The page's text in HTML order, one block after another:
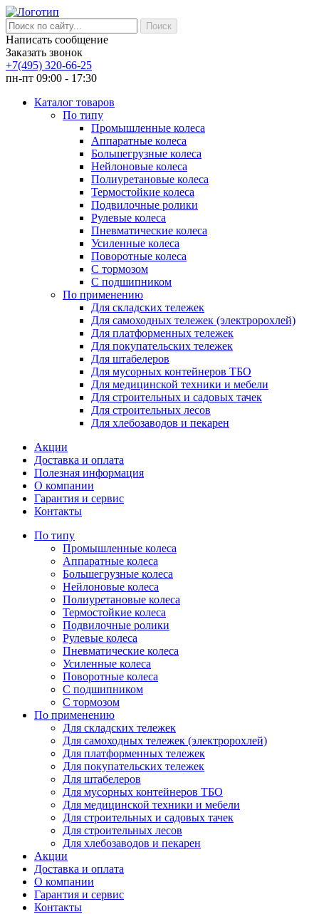
Написать сообщение
Заказать звонок
+7(495) 320-66-25
пн-пт 09:00 - 17:30
Каталог товаров
По типу
Промышленные колеса
Аппаратные колеса
Большегрузные колеса
Нейлоновые колеса
Полиуретановые колеса
Термостойкие колеса
Подвилочные ролики
Рулевые колеса
Пневматические колеса
Усиленные колеса
Поворотные колеса
С тормозом
С подшипником
По применению
Для складских тележек
Для самоходных тележек (электророхлей)
Для платформенных тележек
Для покупательских тележек
Для штабелеров
Для мусорных контейнеров ТБО
Для медицинской техники и мебели
Для строительных и садовых тачек
Для строительных лесов
Для хлебозаводов и пекарен
Акции
Доставка и оплата
Полезная информация
О компании
Гарантия и сервис
Контакты
По типу
Промышленные колеса
Аппаратные колеса
Большегрузные колеса
Нейлоновые колеса
Полиуретановые колеса
Термостойкие колеса
Подвилочные ролики
Рулевые колеса
Пневматические колеса
Усиленные колеса
Поворотные колеса
С подшипником
С тормозом
По применению
Для складских тележек
Для самоходных тележек (электророхлей)
Для платформенных тележек
Для покупательских тележек
Для штабелеров
Для мусорных контейнеров ТБО
Для медицинской техники и мебели
Для строительных и садовых тачек
Для строительных лесов
Для хлебозаводов и пекарен
Акции
Доставка и оплата
О компании
Гарантия и сервис
Контакты